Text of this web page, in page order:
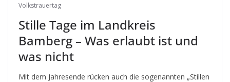
Volkstrauertag
Stille Tage im Landkreis
Bamberg – Was erlaubt ist und
was nicht
Mit dem Jahresende rücken auch die sogenannten „Stillen